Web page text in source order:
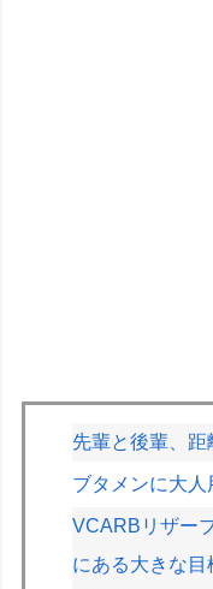
先輩と後輩、
ブタメンに大
VCARBリザー
にある大きな